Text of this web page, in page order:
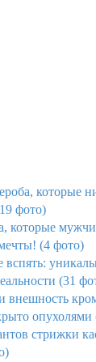
которые
фото)
которые
(4 фото)
вспять:
(31
внешность
опухолями
стрижки